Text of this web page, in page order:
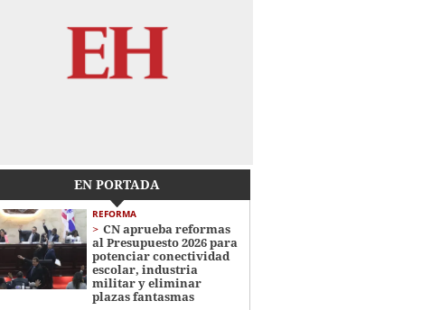
EN PORTADA
REFORMA
CN aprueba reformas
al Presupuesto 2026 para
potenciar conectividad
escolar, industria
militar y eliminar
plazas fantasmas